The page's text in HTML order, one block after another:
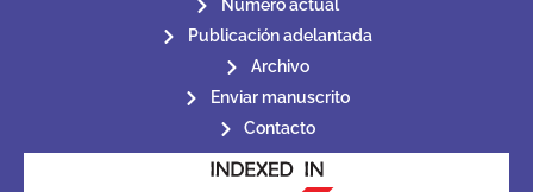
Número actual
Publicación adelantada
Archivo
Enviar manuscrito
Contacto